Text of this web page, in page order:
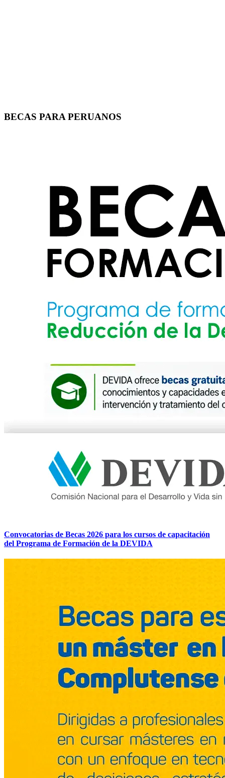
BECAS PARA PERUANOS
Convocatorias de Becas 2026 para los cursos de capacitación
del Programa de Formación de la DEVIDA